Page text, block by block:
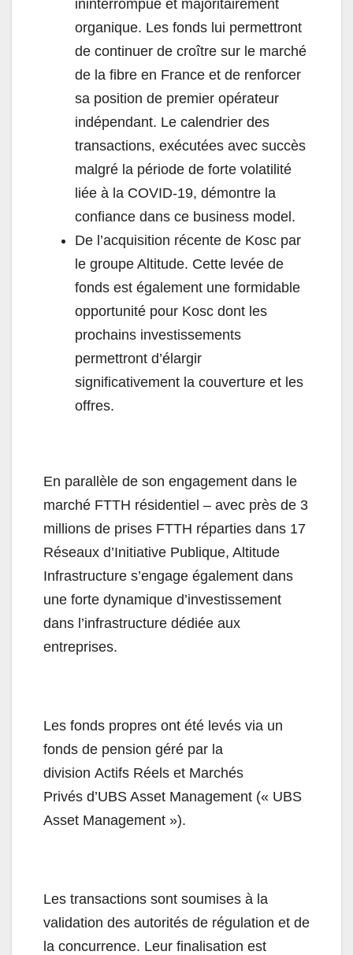
ininterrompue et majoritairement
organique. Les fonds lui permettront
de continuer de croître sur le marché
de la fibre en France et de renforcer
sa position de premier opérateur
indépendant. Le calendrier des
transactions, exécutées avec succès
malgré la période de forte volatilité
liée à la COVID-19, démontre la
confiance dans ce business model.
De l’acquisition récente de Kosc par
le groupe Altitude. Cette levée de
fonds est également une formidable
opportunité pour Kosc dont les
prochains investissements
permettront d’élargir
significativement la couverture et les
offres.
En parallèle de son engagement dans le
marché FTTH résidentiel – avec près de 3
millions de prises FTTH réparties dans 17
Réseaux d’Initiative Publique, Altitude
Infrastructure s’engage également dans
une forte dynamique d’investissement
dans l’infrastructure dédiée aux
entreprises.
Les fonds propres ont été levés via un
fonds de pension géré par la
division Actifs Réels et Marchés
Privés d’UBS Asset Management (« UBS
Asset Management »).
Les transactions sont soumises à la
validation des autorités de régulation et de
la concurrence. Leur finalisation est